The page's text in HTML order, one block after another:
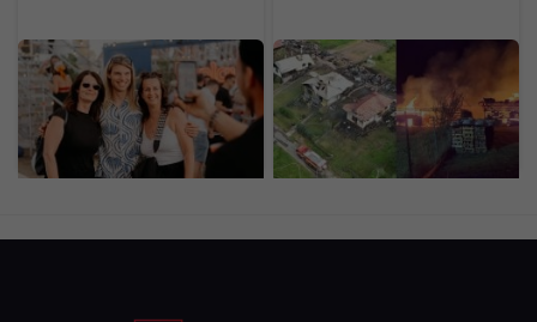
Nájdeš sa na našich
fotkách? Toto je
LOVESTREAM deň druhý
očami našej redakcie
(FOTOGALÉRIA)
Nočný požiar na
Horehroní spálil 10
stavieb: Hasiči priamo na
mieste odhalili podozrivú
príčinu